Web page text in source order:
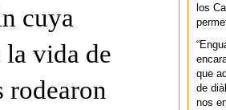
cuya
vida de
rodearon
los
que
de
nos